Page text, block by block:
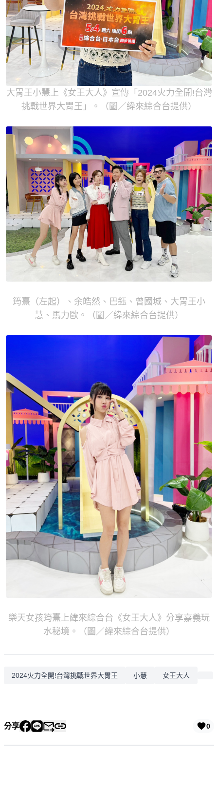
大胃王小慧上《女王大人》宣傳「2024火力全開!台灣
挑戰世界大胃王」。（圖／緯來綜合台提供）
筠熹（左起）、余皓然、巴鈺、曾國城、大胃王小
慧、馬力歐。（圖／緯來綜合台提供）
樂天女孩筠熹上緯來綜合台《女王大人》分享嘉義玩
水秘境。（圖／緯來綜合台提供）
2024火力全開!台灣挑戰世界大胃王 小慧 女王大人
分享 0